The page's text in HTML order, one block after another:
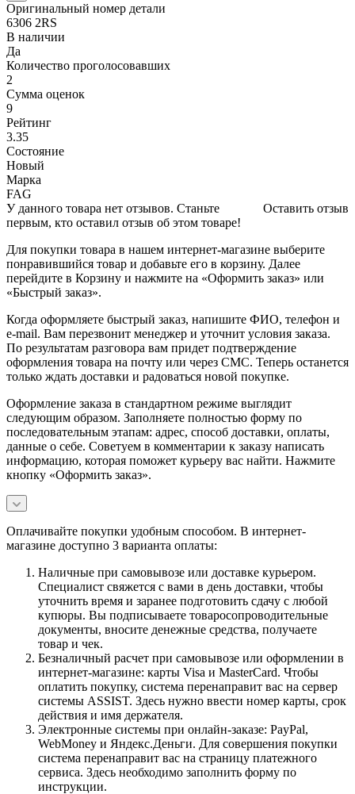
Оригинальный номер детали
6306 2RS
В наличии
Да
Количество проголосовавших
2
Сумма оценок
9
Рейтинг
3.35
Состояние
Новый
Марка
FAG
Оставить отзыв
У данного товара нет отзывов. Станьте
первым, кто оставил отзыв об этом товаре!
Для покупки товара в нашем интернет-магазине выберите
понравившийся товар и добавьте его в корзину. Далее
перейдите в Корзину и нажмите на «Оформить заказ» или
«Быстрый заказ».
Когда оформляете быстрый заказ, напишите ФИО, телефон и
e-mail. Вам перезвонит менеджер и уточнит условия заказа.
По результатам разговора вам придет подтверждение
оформления товара на почту или через СМС. Теперь останется
только ждать доставки и радоваться новой покупке.
Оформление заказа в стандартном режиме выглядит
следующим образом. Заполняете полностью форму по
последовательным этапам: адрес, способ доставки, оплаты,
данные о себе. Советуем в комментарии к заказу написать
информацию, которая поможет курьеру вас найти. Нажмите
кнопку «Оформить заказ».
Оплачивайте покупки удобным способом. В интернет-
магазине доступно 3 варианта оплаты:
Наличные при самовывозе или доставке курьером.
Специалист свяжется с вами в день доставки, чтобы
уточнить время и заранее подготовить сдачу с любой
купюры. Вы подписываете товаросопроводительные
документы, вносите денежные средства, получаете
товар и чек.
Безналичный расчет при самовывозе или оформлении в
интернет-магазине: карты Visa и MasterCard. Чтобы
оплатить покупку, система перенаправит вас на сервер
системы ASSIST. Здесь нужно ввести номер карты, срок
действия и имя держателя.
Электронные системы при онлайн-заказе: PayPal,
WebMoney и Яндекс.Деньги. Для совершения покупки
система перенаправит вас на страницу платежного
сервиса. Здесь необходимо заполнить форму по
инструкции.